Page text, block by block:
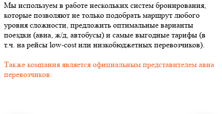
Мы используем в работе нескольких систем бронирования,
которые позволяют не только подобрать маршрут любого
уровня сложности, предложить оптимальные варианты
поездки (авиа, ж/д, автобусы) и самые выгодные тарифы (в
т.ч. на рейсы low-cost или низкобюджетных перевозчиков).
Также компания является официальным представителем авиа
перевозчиков: